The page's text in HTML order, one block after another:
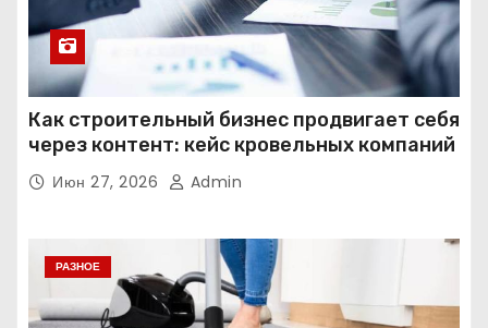
Как строительный бизнес продвигает себя
через контент: кейс кровельных компаний
Июн 27, 2026 Admin
РАЗНОЕ